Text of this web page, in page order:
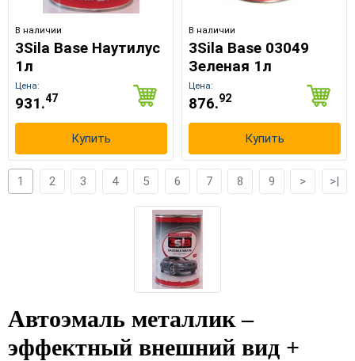
В наличии
3Sila Base Наутилус
1л
Цена:
931.47
Купить
В наличии
3Sila Base 03049
Зеленая 1л
Цена:
876.92
Купить
1 2 3 4 5 6 7 8 9 > >|
Автоэмаль металлик –
эффектный внешний вид +